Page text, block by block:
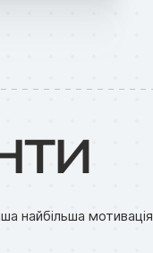
найбільша мотивація